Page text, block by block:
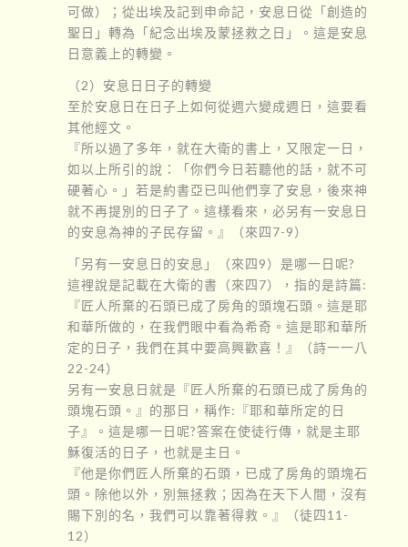
可做）；從出埃及記到申命記，安息日從「創造的
聖日」轉為「紀念出埃及蒙拯救之日」。這是安息
日意義上的轉變。
（2）安息日日子的轉變
至於安息日在日子上如何從週六變成週日，這要看
其他經文。
『所以過了多年，就在大衛的書上，又限定一日，
如以上所引的說：「你們今日若聽他的話，就不可
硬著心。」若是約書亞已叫他們享了安息，後來神
就不再提別的日子了。這樣看來，必另有一安息日
的安息為神的子民存留。』（來四7-9）
「另有一安息日的安息」（來四9）是哪一日呢?
這裡說是記載在大衛的書（來四7），指的是詩篇:
『匠人所棄的石頭已成了房角的頭塊石頭。這是耶
和華所做的，在我們眼中看為希奇。這是耶和華所
定的日子，我們在其中要高興歡喜！』（詩一一八
22-24）
另有一安息日就是『匠人所棄的石頭已成了房角的
頭塊石頭。』的那日，稱作:『耶和華所定的日
子』。這是哪一日呢?答案在使徒行傳，就是主耶
穌復活的日子，也就是主日。
『他是你們匠人所棄的石頭，已成了房角的頭塊石
頭。除他以外，別無拯救；因為在天下人間，沒有
賜下別的名，我們可以靠著得救。』（徒四11-
12）